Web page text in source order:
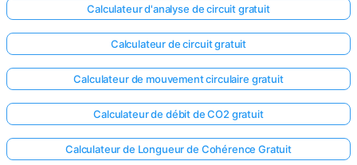
Calculateur d'analyse de circuit gratuit
Calculateur de circuit gratuit
Calculateur de mouvement circulaire gratuit
Calculateur de débit de CO2 gratuit
Calculateur de Longueur de Cohérence Gratuit